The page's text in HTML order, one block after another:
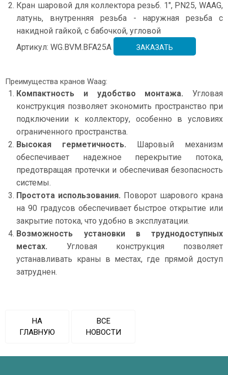
Кран шаровой для коллектора резьб. 1", PN25, WAAG,
латунь, внутренняя резьба - наружная резьба с
накидной гайкой, с бабочкой, угловой
Артикул: WG.BVM.BFA25A
ЗАКАЗАТЬ
Преимущества кранов Waag:
Компактность и удобство монтажа. Угловая
конструкция позволяет экономить пространство при
подключении к коллектору, особенно в условиях
ограниченного пространства.
Высокая герметичность. Шаровый механизм
обеспечивает надежное перекрытие потока,
предотвращая протечки и обеспечивая безопасность
системы.
Простота использования. Поворот шарового крана
на 90 градусов обеспечивает быстрое открытие или
закрытие потока, что удобно в эксплуатации.
Возможность установки в труднодоступных
местах. Угловая конструкция позволяет
устанавливать краны в местах, где прямой доступ
затруднен.
НА
ГЛАВНУЮ
ВСЕ
НОВОСТИ